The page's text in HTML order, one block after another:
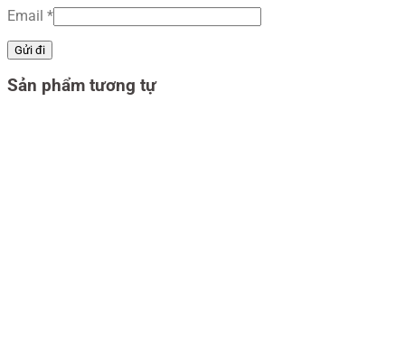
Email *
Sản phẩm tương tự